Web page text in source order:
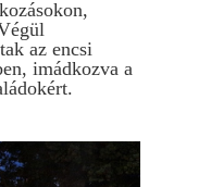
az encsi
imádkozva a